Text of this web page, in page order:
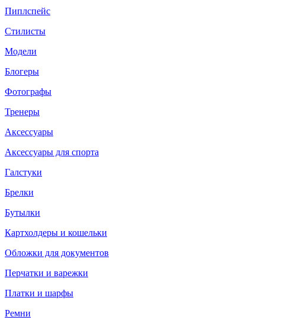
Пиплспейс
Стилисты
Модели
Блогеры
Фотографы
Тренеры
Аксессуары
Аксессуары для спорта
Галстуки
Брелки
Бутылки
Картхолдеры и кошельки
Обложки для документов
Перчатки и варежки
Платки и шарфы
Ремни